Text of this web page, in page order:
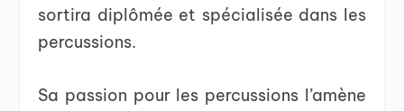
sortira diplômée et spécialisée dans les
percussions.
Sa passion pour les percussions l’amène